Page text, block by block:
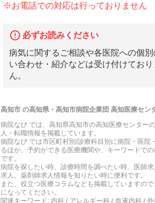
※お電話での対応は行っておりません
必ずお読みください
病気に関するご相談や各医院への個別
い合わせ・紹介などは受け付けてお
ん。
高知市の高知県・高知市病院企業団 高知医療セン
病院なび では、 高知県高知市の高知医療センターの
人・転職情報を掲載しています。
病院なび では市区町村別/診療科目別に病院・医院
るほか、予約ができる医療機関や、キーワードで
です。
病院を探したい時、診療時間を調べたい時、医師求
求人、薬剤師求人情報を知りたい時に便利です。
また、役立つ医療コラムなども掲載していますの
になってください。
関連キーワード: 内科 / アレルギー科 / 血液内科 / 外